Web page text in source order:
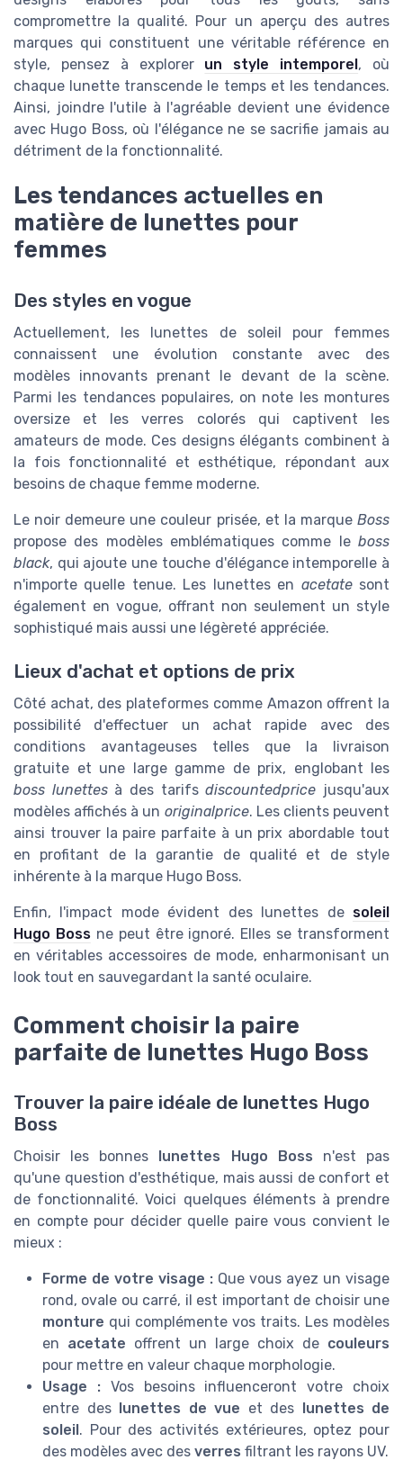
compromettre la qualité. Pour un aperçu des autres
marques qui constituent une véritable référence en
style, pensez à explorer un style intemporel , où
chaque lunette transcende le temps et les tendances.
Ainsi, joindre l'utile à l'agréable devient une évidence
avec Hugo Boss, où l'élégance ne se sacrifie jamais au
détriment de la fonctionnalité.
Les tendances actuelles en
matière de lunettes pour
femmes
Des styles en vogue
Actuellement, les lunettes de soleil pour femmes
connaissent une évolution constante avec des
modèles innovants prenant le devant de la scène.
Parmi les tendances populaires, on note les montures
oversize et les verres colorés qui captivent les
amateurs de mode. Ces designs élégants combinent à
la fois fonctionnalité et esthétique, répondant aux
besoins de chaque femme moderne.
Le noir demeure une couleur prisée, et la marque Boss
propose des modèles emblématiques comme le boss
black, qui ajoute une touche d'élégance intemporelle à
n'importe quelle tenue. Les lunettes en acetatesont
également en vogue, offrant non seulement un style
sophistiqué mais aussi une légèreté appréciée.
Lieux d'achat et options de prix
Côté achat, des plateformes comme Amazon offrent la
possibilité d'effectuer un achat rapide avec des
conditions avantageuses telles que la livraison
gratuite et une large gamme de prix, englobant les
boss lunettesà des tarifsdiscountedprice jusqu'aux
modèles affichés à un originalprice. Les clients peuvent
ainsi trouver la paire parfaite à un prix abordable tout
en profitant de la garantie de qualité et de style
inhérente à la marque Hugo Boss.
Enfin, l'impact mode évident des lunettes de soleil
Hugo Bossne peut être ignoré. Elles se transforment
en véritables accessoires de mode, enharmonisant un
look tout en sauvegardant la santé oculaire.
Comment choisir la paire
parfaite de lunettes Hugo Boss
Trouver la paire idéale de lunettes Hugo
Boss
Choisir les bonnes lunettes Hugo Boss n'est pas
qu'une question d'esthétique, mais aussi de confort et
de fonctionnalité. Voici quelques éléments à prendre
en compte pour décider quelle paire vous convient le
mieux :
Forme de votre visage : Que vous ayez un visage
rond, ovale ou carré, il est important de choisir une
monture qui complémente vos traits. Les modèles
en acetate offrent un large choix de couleurs
pour mettre en valeur chaque morphologie.
Usage : Vos besoins influenceront votre choix
entre des
lunettes de vue et des
lunettes de
soleil . Pour des activités extérieures, optez pour
des modèles avec des verres filtrant les rayons UV.